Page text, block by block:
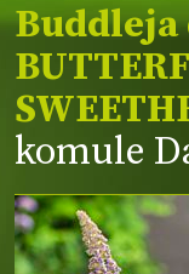
komule